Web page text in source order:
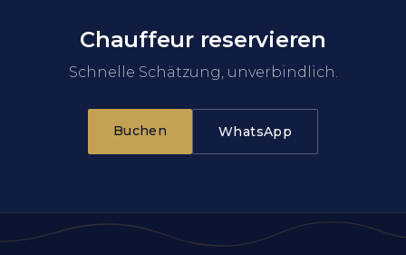
Chauffeur reservieren
Schnelle Schätzung, unverbindlich.
Buchen WhatsApp